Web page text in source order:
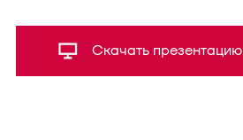
Скачать презентацию